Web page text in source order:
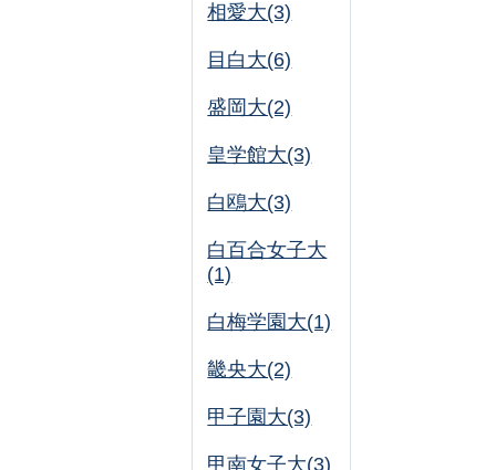
相愛大(3)
目白大(6)
盛岡大(2)
皇学館大(3)
白鴎大(3)
白百合女子大
(1)
白梅学園大(1)
畿央大(2)
甲子園大(3)
甲南女子大(3)